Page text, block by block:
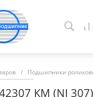
/ Подшипники
КМ (NJ